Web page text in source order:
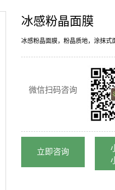
冰感粉晶面膜
冰感粉晶面膜，粉晶质地，涂抹式
微信扫码咨询
立即咨询